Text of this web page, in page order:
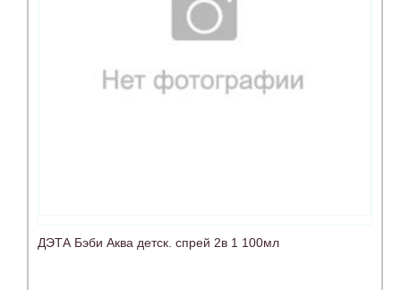
ДЭТА Бэби Аква детск. спрей 2в 1 100мл